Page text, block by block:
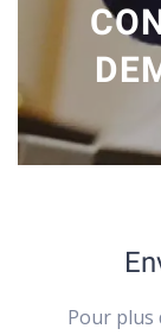
Pour plus